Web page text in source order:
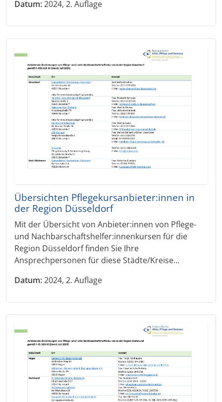
Datum:2024, 2. Auflage
Übersichten Pflegekursanbieter:innen in
der Region Düsseldorf
Mit der Übersicht von Anbieter:innen von Pflege-
und Nachbarschaftshelfer:innenkursen für die
Region Düsseldorf finden Sie Ihre
Ansprechpersonen für diese Städte/Kreise…
Datum:2024, 2. Auflage